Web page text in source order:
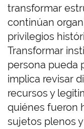
transformar
continúan
privilegios
Transformar
persona pueda
implica revisar
recursos y
quiénes fueron
sujetos plenos